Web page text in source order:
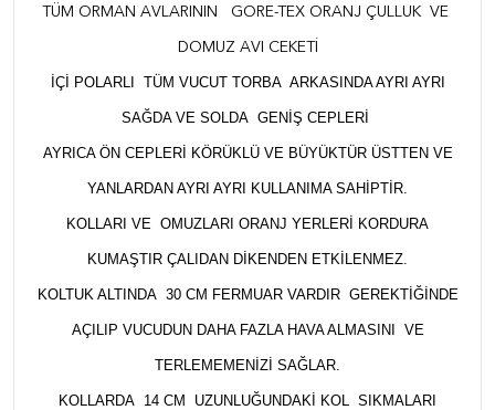
TÜM ORMAN AVLARININ GORE-TEX ORANJ ÇULLUK VE
DOMUZ AVI CEKETİ
IÇI POLARLI TÜM VUCUT TORBA ARKASINDA AYRI AYRI
SAĞDA VE SOLDA GENIŞ CEPLERI
AYRICA ÖN CEPLERI KÖRÜKLÜ VE BÜYÜKTÜR ÜSTTEN VE
YANLARDAN AYRI AYRI KULLANIMA SAHIPTIR.
KOLLARI VE OMUZLARI ORANJ YERLERI KORDURA
KUMAŞTIR ÇALIDAN DIKENDEN ETKILENMEZ.
KOLTUK ALTINDA 30 CM FERMUAR VARDIR GEREKTIĞINDE
AÇILIP VUCUDUN DAHA FAZLA HAVA ALMASINI VE
TERLEMEMENIZI SAĞLAR.
KOLLARDA 14 CM UZUNLUĞUNDAKI KOL SIKMALARI